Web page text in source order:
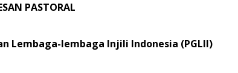
PASTORAL
Lembaga-lembaga Injili Indonesia (PGLII)